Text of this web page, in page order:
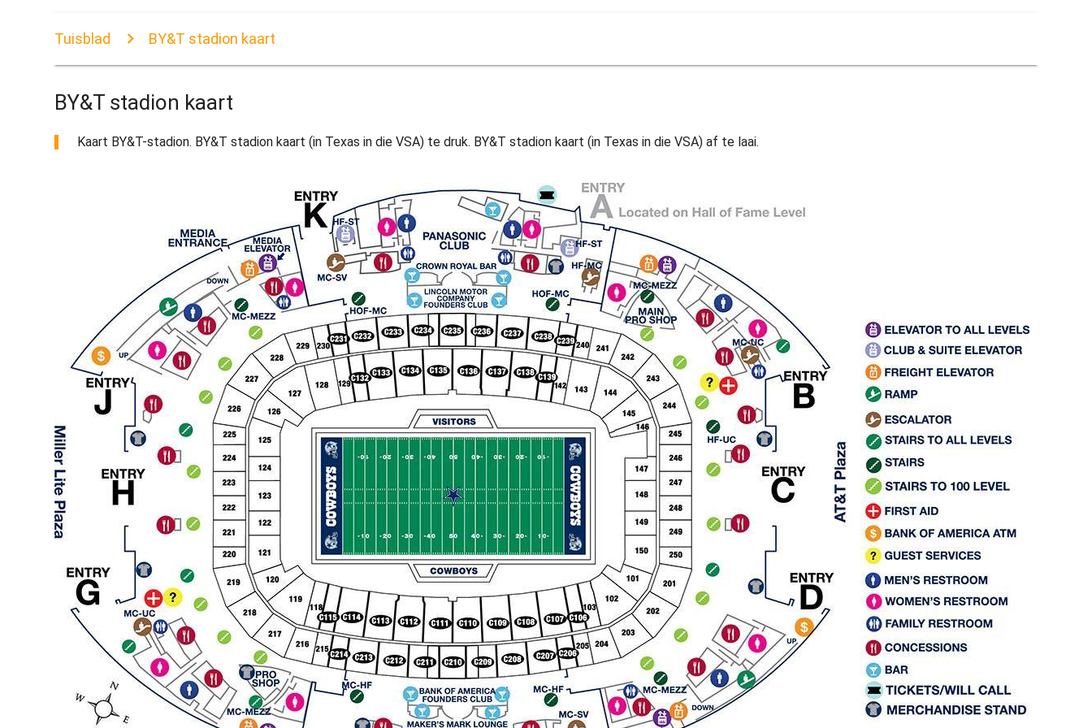
Tuisblad BY&T stadion kaart
BY&T stadion kaart
Kaart BY&T-stadion. BY&T stadion kaart (in Texas in die VSA) te druk. BY&T stadion kaart (in Texas in die VSA) af te laai.